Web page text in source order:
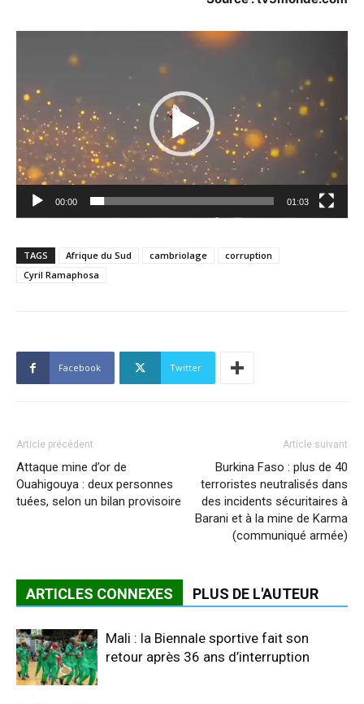
Lecteur
00:00 01:03
TAGS Afrique du Sud cambriolage
corruption
Cyril Ramaphosa
Facebook Twitter
Article précédent
Attaque mine d’or de
Ouahigouya : deux personnes
tuées, selon un bilan provisoire
Article suivant
Burkina Faso : plus de 40
terroristes neutralisés dans
des incidents sécuritaires à
Barani et à la mine de Karma
(communiqué armée)
ARTICLES CONNEXES PLUS DE L'AUTEUR
Mali : la Biennale sportive fait son
retour après 36 ans d’interruption